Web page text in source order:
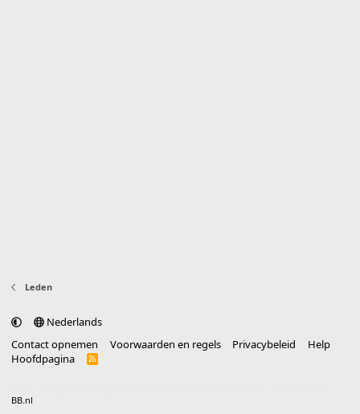
Leden
Nederlands
Contact opnemen
Voorwaarden en regels Privacybeleid
Help
Hoofdpagina
R
BB.nl